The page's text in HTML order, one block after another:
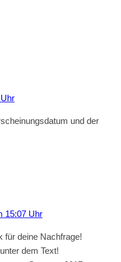
und der
15:07 Uhr
für deine Nachfrage!
dem Text!